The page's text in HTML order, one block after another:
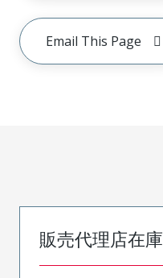
Email This Page
販売代理店在庫